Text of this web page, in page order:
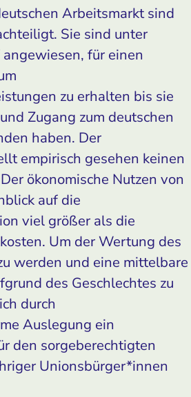
Arbeitsmarkt sind
Sie sind unter
für einen
zu erhalten bis sie
Zugang zum deutschen
haben. Der
empirisch gesehen keinen
ökonomische Nutzen von
auf die
viel größer als die
Um der Wertung des
werden und eine mittelbare
des Geschlechtes zu
durch
Auslegung ein
den sorgeberechtigten
Unionsbürger*innen